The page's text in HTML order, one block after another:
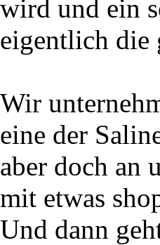
wird und ein
eigentlich die
Wir
eine der
aber doch an
mit etwas
Und dann